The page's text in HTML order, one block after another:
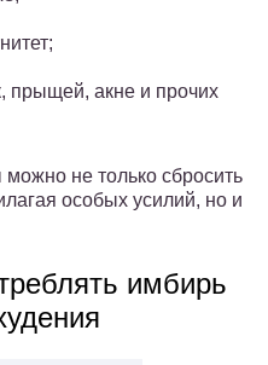
прыщей, акне и прочих
не только сбросить
особых усилий, но и
имбирь